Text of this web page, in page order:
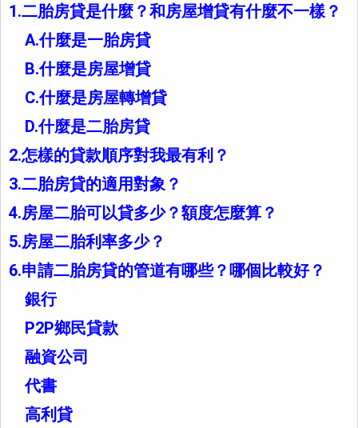
1.二胎房貸是什麼？和房屋增貸有什麼不一樣？
A.什麼是一胎房貸
B.什麼是房屋增貸
C.什麼是房屋轉增貸
D.什麼是二胎房貸
2.怎樣的貸款順序對我最有利？
3.二胎房貸的適用對象？
4.房屋二胎可以貸多少？額度怎麼算？
5.房屋二胎利率多少？
6.申請二胎房貸的管道有哪些？哪個比較好？
銀行
P2P鄉民貸款
融資公司
代書
高利貸